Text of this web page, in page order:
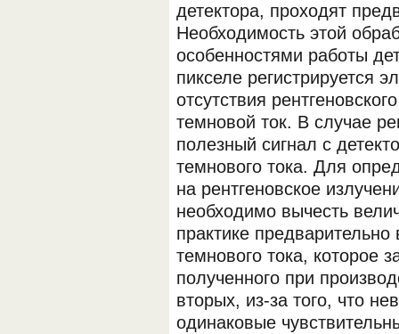
детектора, проходят
Необходимость этой
особенностями работы
пикселе регистрируется
отсутствия
темновой ток. В случае
полезный сигнал с
темнового тока. Для
на рентгеновское
необходимо вычесть
практике
темнового тока, которое
полученного при
вторых, из-за того, что
одинаковые